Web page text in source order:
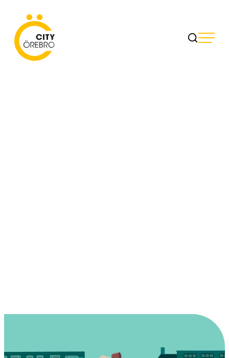
content
City Örebro